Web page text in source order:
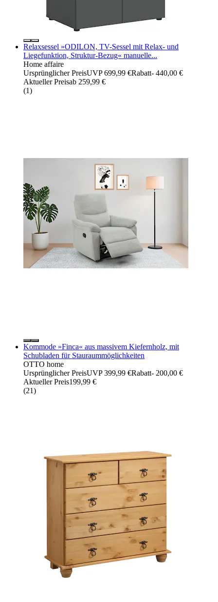
Relaxsessel »ODILON, TV-Sessel mit Relax- und
Liegefunktion, Struktur-Bezug« manuelle...
Home affaire
Ursprünglicher PreisUVP 699,99 €Rabatt- 440,00 €
Aktueller Preisab 259,99 €
(1)
Kommode »Finca« aus massivem Kiefernholz, mit
Schubladen für Stauraummöglichkeiten
OTTO home
Ursprünglicher PreisUVP 399,99 €Rabatt- 200,00 €
Aktueller Preis199,99 €
(21)